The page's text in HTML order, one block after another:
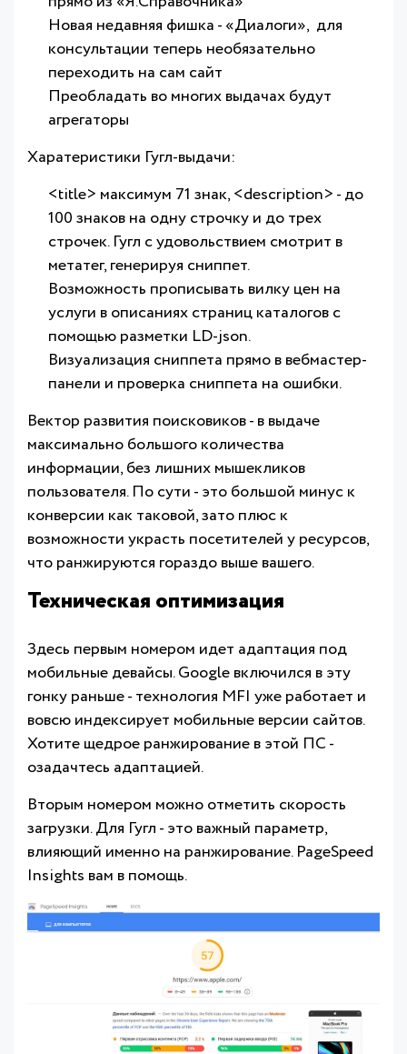
Новая недавняя фишка - «Диалоги», для
консультации теперь необязательно
переходить на сам сайт
Преобладать во многих выдачах будут
агрегаторы
Харатеристики Гугл-выдачи:
<title> максимум 71 знак, <description> - до
100 знаков на одну строчку и до трех
строчек. Гугл с удовольствием смотрит в
метатег, генерируя сниппет.
Возможность прописывать вилку цен на
услуги в описаниях страниц каталогов с
помощью разметки LD-json.
Визуализация сниппета прямо в вебмастер-
панели и проверка сниппета на ошибки.
Вектор развития поисковиков - в выдаче
максимально большого количества
информации, без лишних мышекликов
пользователя. По сути - это большой минус к
конверсии как таковой, зато плюс к
возможности украсть посетителей у ресурсов,
что ранжируются гораздо выше вашего.
Техническая оптимизация
Здесь первым номером идет адаптация под
мобильные девайсы. Google включился в эту
гонку раньше - технология MFI уже работает и
вовсю индексирует мобильные версии сайтов.
Хотите щедрое ранжирование в этой ПС -
озадачтесь адаптацией.
Вторым номером можно отметить скорость
загрузки. Для Гугл - это важный параметр,
влияющий именно на ранжирование. PageSpeed
Insights вам в помощь.